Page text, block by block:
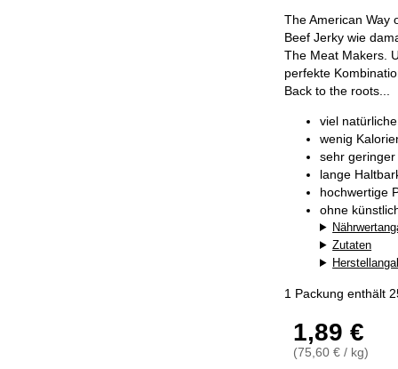
The American Way
Beef Jerky wie
The Meat Makers.
perfekte
Back to the roots...
viel
wenig
sehr
lange
hochwertige
ohne
Zutaten
1 Packung enthält
1,89 €
(75,60 € / kg)